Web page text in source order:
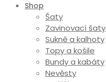
Shop
Šaty
Zavinovací šaty
Sukně a kalhoty
Topy a košile
Bundy a kabáty
Nevěsty